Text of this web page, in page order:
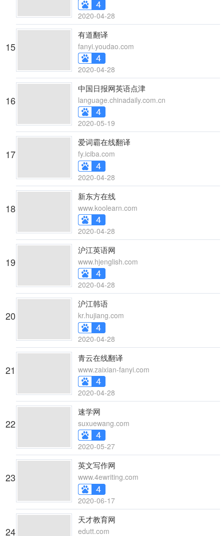
2020-04-28
15
有道翻译
fanyi.youdao.com
2020-04-28
16
中国日报网英语点津
language.chinadaily.com.cn
2020-05-19
17
爱词霸在线翻译
fy.iciba.com
2020-04-28
18
新东方在线
www.koolearn.com
2020-04-28
19
沪江英语网
www.hjenglish.com
2020-04-28
20
沪江韩语
kr.hujiang.com
2020-04-28
21
青云在线翻译
www.zaixian-fanyi.com
2020-04-28
22
速学网
suxuewang.com
2020-05-27
23
英文写作网
www.4ewriting.com
2020-06-17
24
天才教育网
edutt.com